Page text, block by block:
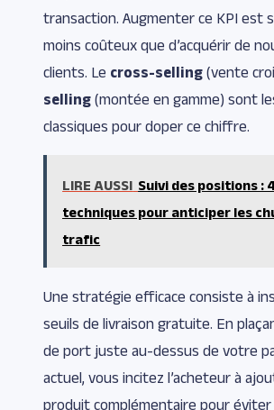
transaction. Augmenter ce KPI est
moins coûteux que d’acquérir de
clients. Le cross-selling (vente
selling (montée en gamme) sont
classiques pour doper ce chiffre.
LIRE AUSSI Suivi des positions :
techniques pour anticiper les
trafic
Une stratégie efficace consiste à
seuils de livraison gratuite. En
de port juste au-dessus de votre
actuel, vous incitez l’acheteur à
produit complémentaire pour éviter